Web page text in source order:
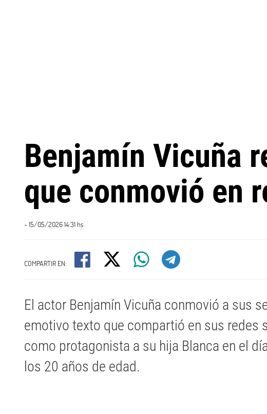
Benjamín Vicuña
que conmovió en
- 15/05/2026 14:31 hs
COMPARTIR EN:
El actor Benjamín Vicuña conmovió a sus
emotivo texto que compartió en sus redes
como protagonista a su hija Blanca en el
los 20 años de edad.